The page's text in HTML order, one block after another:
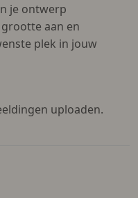
je ontwerp
aan en
plek in jouw
uploaden.